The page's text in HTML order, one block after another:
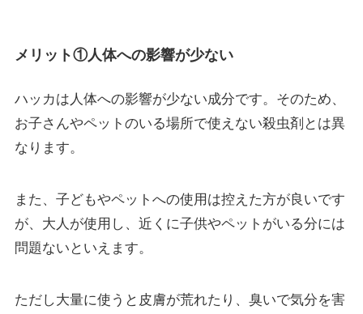
メリット①人体への影響が少ない
ハッカは人体への影響が少ない成分です。そのため、
お子さんやペットのいる場所で使えない殺虫剤とは異
なります。
また、子どもやペットへの使用は控えた方が良いです
が、大人が使用し、近くに子供やペットがいる分には
問題ないといえます。
ただし大量に使うと皮膚が荒れたり、臭いで気分を害